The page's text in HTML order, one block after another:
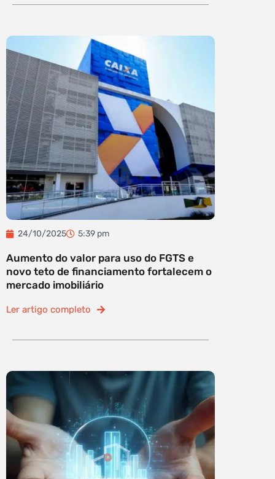
24/10/2025 5:39 pm
Aumento do valor para uso do FGTS e
novo teto de financiamento fortalecem o
mercado imobiliário
Ler artigo completo